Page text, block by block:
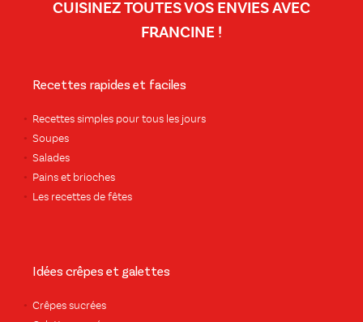
CUISINEZ TOUTES VOS ENVIES AVEC
FRANCINE !
Recettes rapides et faciles
Recettes simples pour tous les jours
Soupes
Salades
Pains et brioches
Les recettes de fêtes
Idées crêpes et galettes
Crêpes sucrées